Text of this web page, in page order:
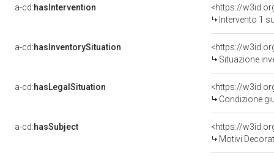
a-cd:hasIntervention
<https://
Intervento 1
a-cd:hasInventorySituation
<https://
Situazione
a-cd:hasLegalSituation
<https://
Condizione
a-cd:hasSubject
<https://
Motivi